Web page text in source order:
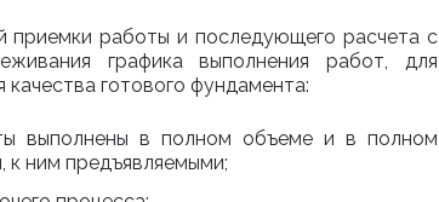
приемки работы и последующего расчета с
графика выполнения работ, для
готового фундамента:
выполнены в полном объеме и в полном
к ним предъявляемыми;